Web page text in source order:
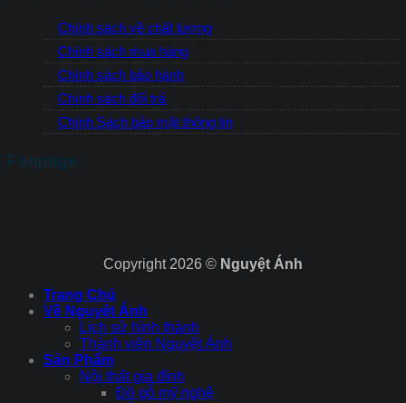
Chính sách về chất lượng
Chính sách mua hàng
Chính sách bảo hành
Chính sách đổi trả
Chính Sách bảo mật thông tin
Fanpage
Copyright 2026 © Nguyệt Ánh
Trang Chủ
Về Nguyệt Ánh
Lịch sử hình thành
Thành viên Nguyệt Ánh
Sản Phẩm
Nội thất gia đình
Đồ gỗ mỹ nghệ